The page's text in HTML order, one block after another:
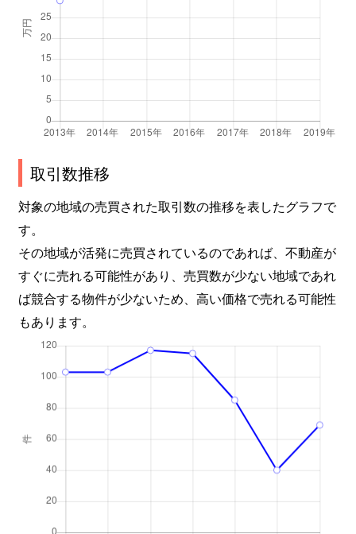
深江北
深江北
2,400万円 深江橋
徒歩
深江北
2,900万円 深江橋
徒歩
深江北
1,700万円 深江橋
徒歩
深江南
2,400万円
深江南
4,000万円 新深江
徒歩
深江南
1,700万円 新深江
徒歩
深江南
1,300万円 新深江 徒歩
取引数推移
対象の地域の売買された取引数の推移を表したグラフで
す。
その地域が活発に売買されているのであれば、不動産が
すぐに売れる可能性があり、売買数が少ない地域であれ
ば競合する物件が少ないため、高い価格で売れる可能性
もあります。